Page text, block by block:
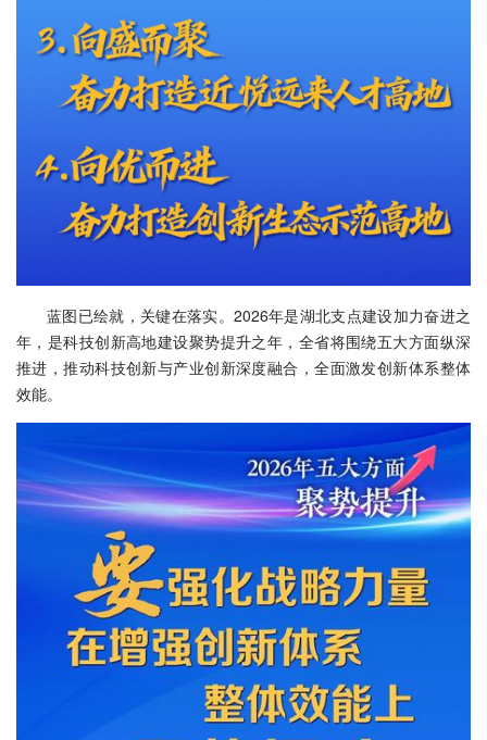
蓝图已绘就，关键在落实。2026年是湖北支点建设加力奋进之
年，是科技创新高地建设聚势提升之年，全省将围绕五大方面纵深
推进，推动科技创新与产业创新深度融合，全面激发创新体系整体
效能。